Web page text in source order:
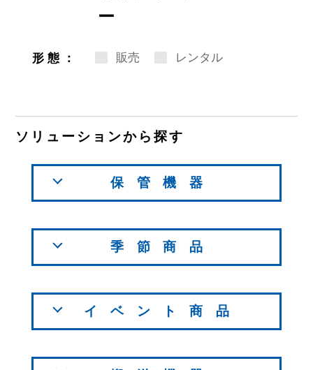
ー
形態： 販売 レンタル
ソリューションから探す
保管機器
季節商品
イベント商品